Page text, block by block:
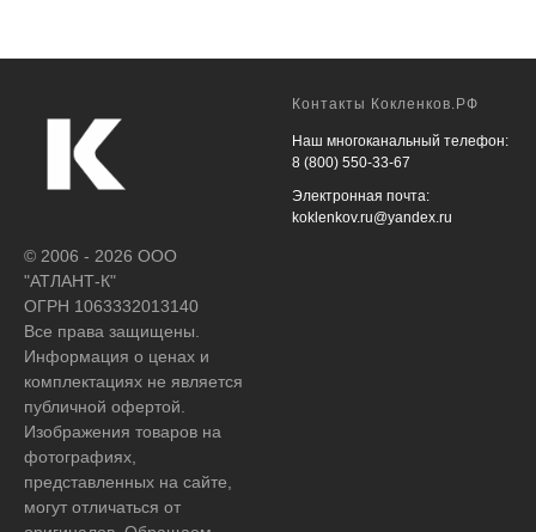
© 2006 - 2026 ООО
"АТЛАНТ-К"
ОГРН 1063332013140
Все права защищены.
Информация о ценах и
комплектациях не является
публичной офертой.
Изображения товаров на
фотографиях,
представленных на сайте,
могут отличаться от
Контакты Кокленков.РФ
Наш многоканальный телефон:
8 (800) 550-33-67
Электронная почта:
koklenkov.ru@yandex.ru